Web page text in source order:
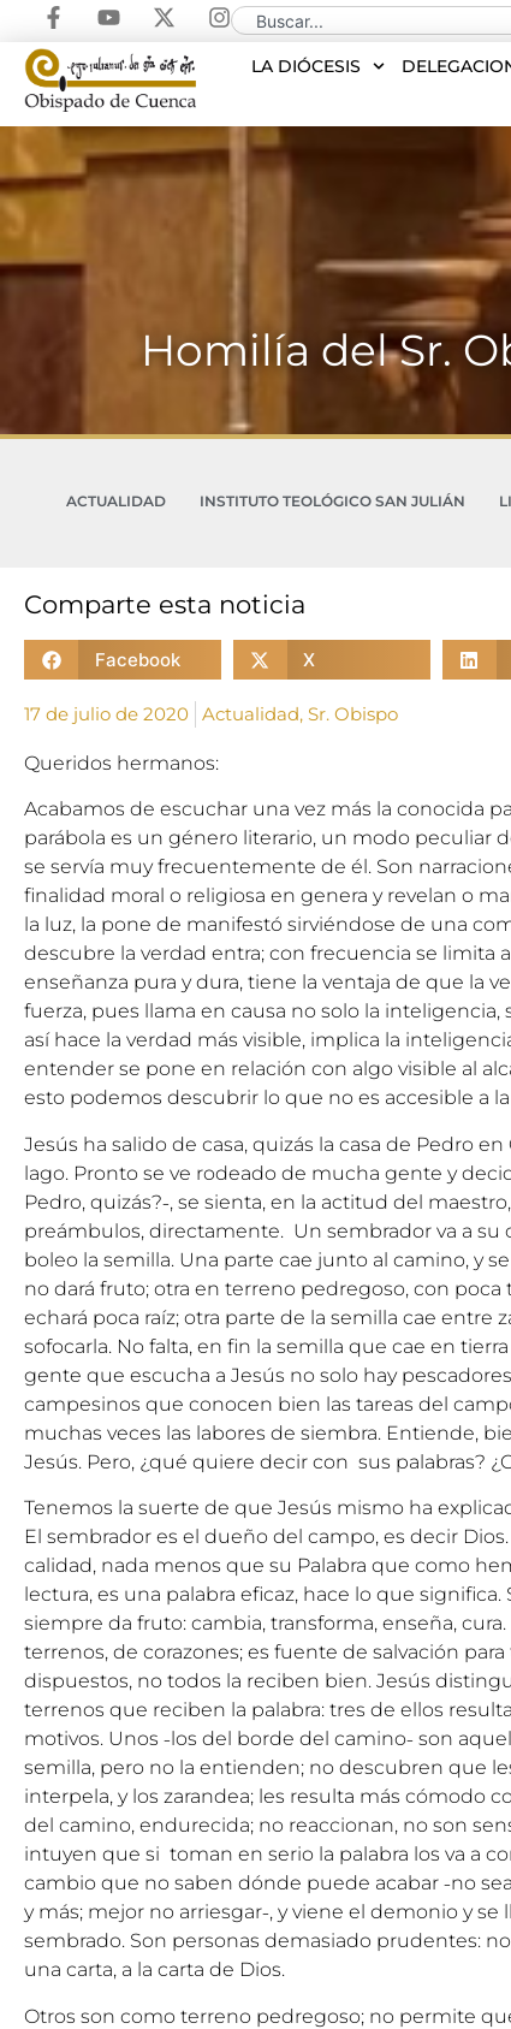
LA DIÓCESIS
Homilía del Sr.
ACTUALIDAD INSTITUTO TEOLÓGICO SAN JULIÁN
Comparte esta noticia
Facebook X
17 de julio de 2020 Actualidad, Sr. Obispo
Queridos hermanos:
Acabamos de escuchar una vez más la conocida
parábola es un género literario, un modo peculiar
se servía muy frecuentemente de él. Son
finalidad moral o religiosa en genera y revelan o
la luz, la pone de manifestó sirviéndose de una
descubre la verdad entra; con frecuencia se limita
enseñanza pura y dura, tiene la ventaja de que la
fuerza, pues llama en causa no solo la
así hace la verdad más visible, implica la
entender se pone en relación con algo visible al
esto podemos descubrir lo que no es accesible a la
Jesús ha salido de casa, quizás la casa de Pedro
lago. Pronto se ve rodeado de mucha gente y
Pedro, quizás?˗, se sienta, en la actitud del
preámbulos, directamente. Un sembrador va a su
boleo la semilla. Una parte cae junto al camino, y
no dará fruto; otra en terreno pedregoso, con poca
echará poca raíz; otra parte de la semilla cae entre
sofocarla. No falta, en fin la semilla que cae en
gente que escucha a Jesús no solo hay
campesinos que conocen bien las tareas del
muchas veces las labores de siembra. Entiende,
Jesús. Pero, ¿qué quiere decir con sus palabras?
Tenemos la suerte de que Jesús mismo ha
El sembrador es el dueño del campo, es decir
calidad, nada menos que su Palabra que como
lectura, es una palabra eficaz, hace lo que
siempre da fruto: cambia, transforma, enseña,
terrenos, de corazones; es fuente de salvación
dispuestos, no todos la reciben bien. Jesús
terrenos que reciben la palabra: tres de ellos
motivos. Unos ˗los del borde del camino˗ son
semilla, pero no la entienden; no descubren que
interpela, y los zarandea; les resulta más cómodo
del camino, endurecida; no reaccionan, no son
intuyen que si toman en serio la palabra los va a
cambio que no saben dónde puede acabar ˗no
y más; mejor no arriesgar˗, y viene el demonio y se
sembrado. Son personas demasiado prudentes:
una carta, a la carta de Dios.
Otros son como terreno pedregoso; no permite